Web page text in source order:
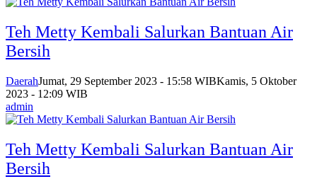
Teh Metty Kembali Salurkan Bantuan Air
Bersih
DaerahJumat, 29 September 2023 - 15:58 WIBKamis, 5 Oktober
2023 - 12:09 WIB
admin
Teh Metty Kembali Salurkan Bantuan Air
Bersih